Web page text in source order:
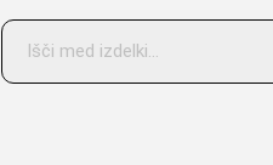
Products
search